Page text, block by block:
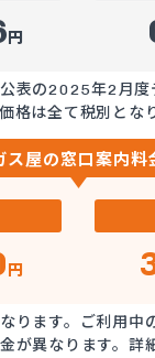
円
表の2025年2月度
格は全て税別とな
ス屋の窓口案内料
円
ります。ご利用中
が異なります。詳